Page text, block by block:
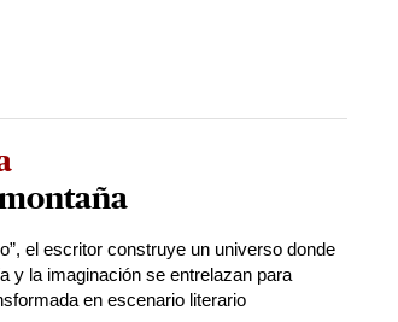
el escritor construye un universo donde
y la imaginación se entrelazan para
en escenario literario